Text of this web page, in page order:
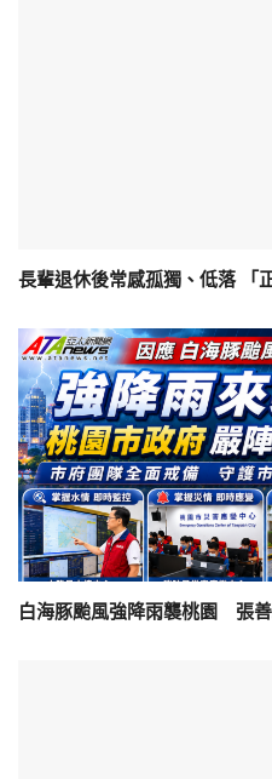
長輩退休後常感孤獨、低落 「
白海豚颱風強降雨襲桃園 張